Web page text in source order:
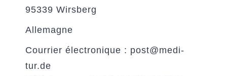
95339 Wirsberg
Allemagne
Courrier électronique : post@medi-
tur.de